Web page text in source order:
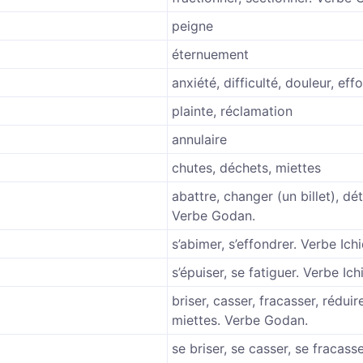
peigne
éternuement
anxiété, difficulté, douleur,
plainte, réclamation
annulaire
chutes, déchets, miettes
abattre, changer (un billet),
Verbe Godan.
s’abimer, s’effondrer. Verbe
s’épuiser, se fatiguer. Verbe
briser, casser, fracasser,
miettes. Verbe Godan.
se briser, se casser, se